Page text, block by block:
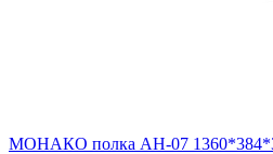
МОНАКО полка АН-07